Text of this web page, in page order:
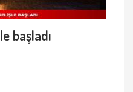
başladı